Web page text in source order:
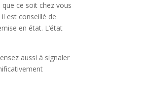
que ce soit chez vous
il est conseillé de
en état. L’état
aussi à signaler